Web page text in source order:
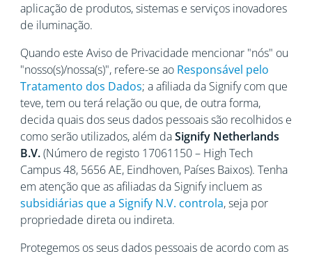
aplicação de produtos, sistemas e serviços inovadores
de iluminação.
Quando este Aviso de Privacidade mencionar "nós" ou
"nosso(s)/nossa(s)", refere-se ao Responsável pelo
Tratamento dos Dados; a afiliada da Signify com que
teve, tem ou terá relação ou que, de outra forma,
decida quais dos seus dados pessoais são recolhidos e
como serão utilizados, além daSignify Netherlands
B.V.(Número de registo 17061150 – High Tech
Campus 48, 5656AE, Eindhoven, Países Baixos). Tenha
em atenção que as afiliadas da Signify incluem as
subsidiárias que a Signify N.V. controla, seja por
propriedade direta ou indireta.
Protegemos os seus dados pessoais de acordo com as